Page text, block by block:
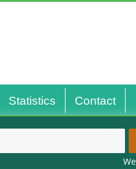
Statistics Contact